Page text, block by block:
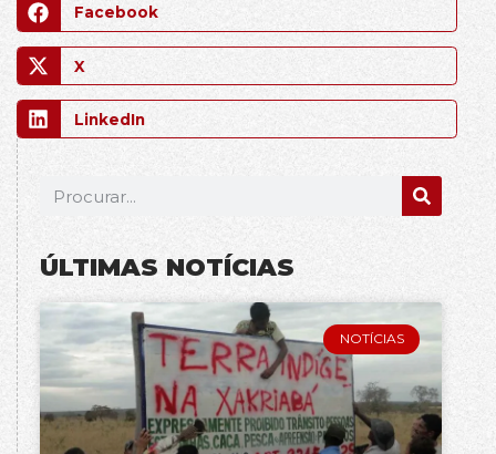
Facebook
X
LinkedIn
ÚLTIMAS NOTÍCIAS
NOTÍCIAS